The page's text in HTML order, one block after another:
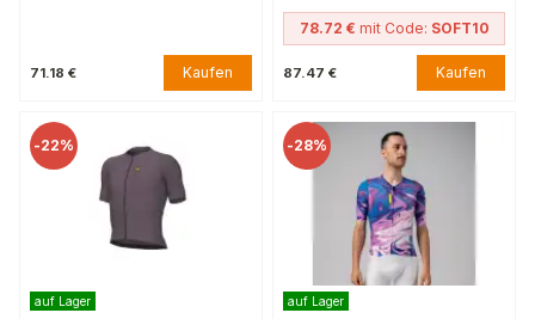
71.18 € Kaufen
78.72 € mit Code: SOFT10
87.47 € Kaufen
-22%
auf Lager
-28%
auf Lager